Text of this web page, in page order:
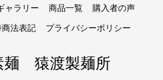
ャラリー 商品一覧 購入者の声
商法表記 プライバシーポリシー
麺 猿渡製麺所